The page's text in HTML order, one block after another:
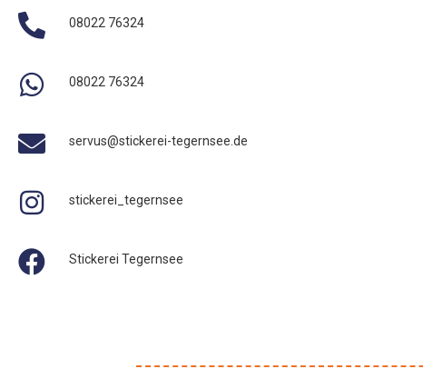
08022 76324
08022 76324
servus@stickerei-tegernsee.de
stickerei_tegernsee
Stickerei Tegernsee